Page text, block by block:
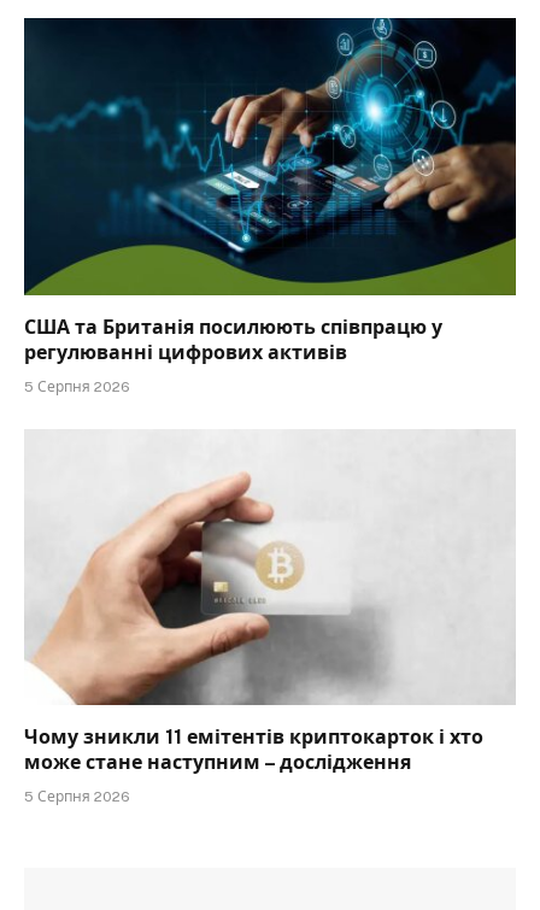
США та Британія посилюють співпрацю у
регулюванні цифрових активів
5 Серпня 2026
Чому зникли 11 емітентів криптокарток і хто
може стане наступним – дослідження
5 Серпня 2026